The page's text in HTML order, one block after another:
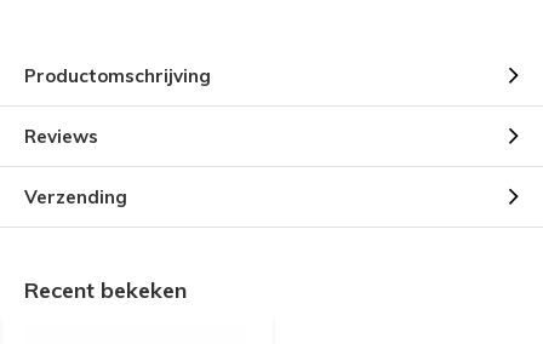
Productomschrijving
Reviews
Verzending
Recent bekeken